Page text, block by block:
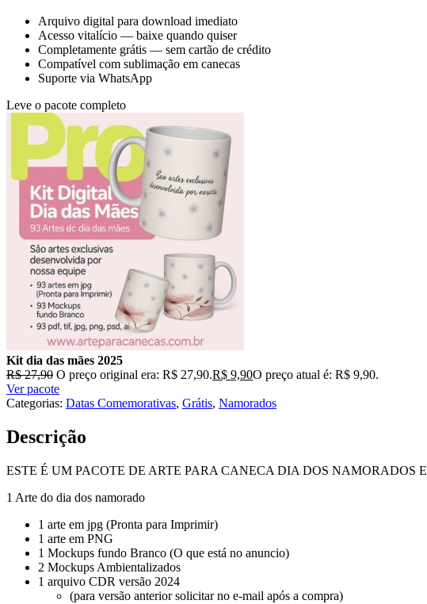
Arquivo digital para download imediato
Acesso vitalício — baixe quando quiser
Completamente grátis — sem cartão de crédito
Compatível com sublimação em canecas
Suporte via WhatsApp
Leve o pacote completo
Kit dia das mães 2025
R$27,90 O preço original era: R$ 27,90.R$ 9,90O preço atual é: R$ 9,90.
Ver pacote
Categorias: Datas Comemorativas, Grátis, Namorados
Descrição
ESTE É UM PACOTE DE ARTE PARA CANECA DIA DOS NAMORADOS
1 Arte do dia dos namorado
1 arte em jpg (Pronta para Imprimir)
1 arte em PNG
1 Mockups fundo Branco (O que está no anuncio)
2 Mockups Ambientalizados
1 arquivo CDR versão 2024
(para versão anterior solicitar no e-mail após a compra)